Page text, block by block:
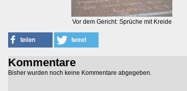
Vor dem Gericht: Sprüche mit Kreide
Kommentare
Bisher wurden noch keine Kommentare abgegeben.